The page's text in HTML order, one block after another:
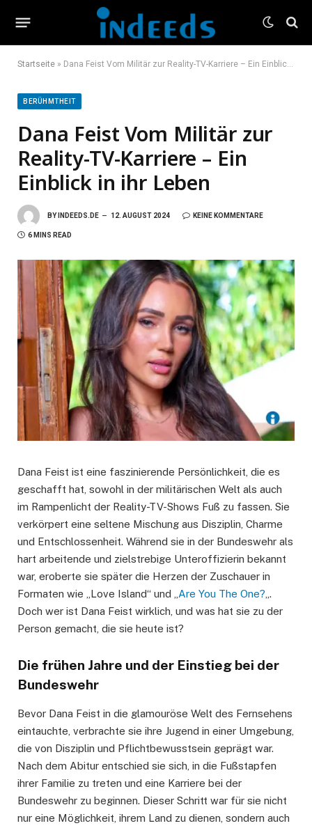
Startseite » Dana Feist Vom Militär zur Reality-TV-Karriere – Ein Einblick in ihr Leben
BERÜHMTHEIT
Dana Feist Vom Militär zur
Reality-TV-Karriere – Ein
Einblick in ihr Leben
BY INDEEDS.DE 12. AUGUST 2024 KEINE KOMMENTARE
6 MINS READ
Dana Feist ist eine faszinierende Persönlichkeit, die es
geschafft hat, sowohl in der militärischen Welt als auch
im Rampenlicht der Reality-TV-Shows Fuß zu fassen. Sie
verkörpert eine seltene Mischung aus Disziplin, Charme
und Entschlossenheit. Während sie in der Bundeswehr als
hart arbeitende und zielstrebige Unteroffizierin bekannt
war, eroberte sie später die Herzen der Zuschauer in
Formaten wie „Love Island“ und „ Are You The One? „.
Doch wer ist Dana Feist wirklich, und was hat sie zu der
Person gemacht, die sie heute ist?
Die frühen Jahre und der Einstieg bei der
Bundeswehr
Bevor Dana Feist in die glamouröse Welt des Fernsehens
eintauchte, verbrachte sie ihre Jugend in einer Umgebung,
die von Disziplin und Pflichtbewusstsein geprägt war.
Nach dem Abitur entschied sie sich, in die Fußstapfen
ihrer Familie zu treten und eine Karriere bei der
Bundeswehr zu beginnen. Dieser Schritt war für sie nicht
nur eine Möglichkeit, ihrem Land zu dienen, sondern auch